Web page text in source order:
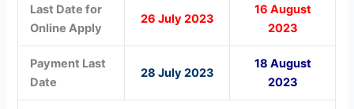
Last Date for
Online Apply
26 July 2023
16 August
2023
Payment Last
Date
28 July 2023
18 August
2023